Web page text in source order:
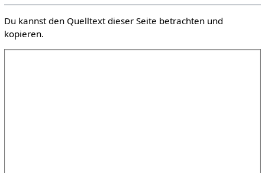
Du kannst den Quelltext dieser Seite betrachten und
kopieren.